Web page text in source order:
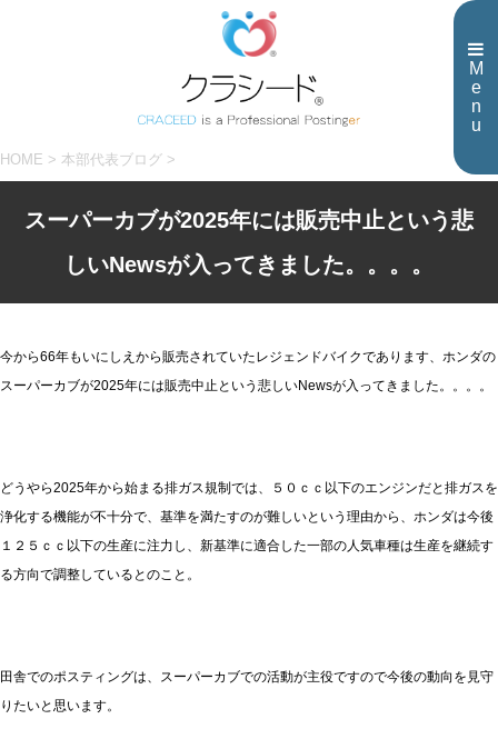
M
e
n
u
HOME > 本部代表ブログ >
スーパーカブが2025年には販売中止という悲
しいNewsが入ってきました。。。。
今から66年もいにしえから販売されていたレジェンドバイクであります、ホンダの
スーパーカブが2025年には販売中止という悲しいNewsが入ってきました。。。。
どうやら2025年から始まる排ガス規制では、５０ｃｃ以下のエンジンだと排ガスを
浄化する機能が不十分で、基準を満たすのが難しいという理由から、ホンダは今後
１２５ｃｃ以下の生産に注力し、新基準に適合した一部の人気車種は生産を継続す
る方向で調整しているとのこと。
田舎でのポスティングは、スーパーカブでの活動が主役ですので今後の動向を見守
りたいと思います。